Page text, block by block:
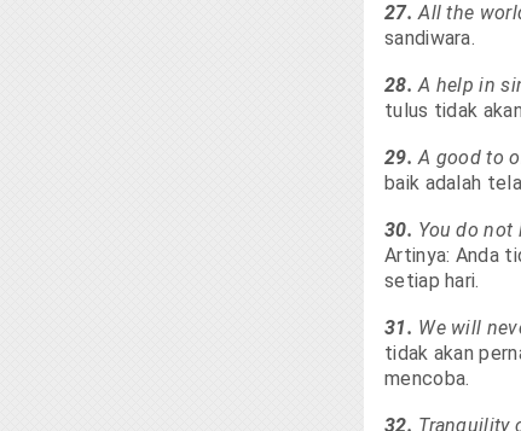
27. All the
sandiwara.
28.A help in
tulus tidak
29.A good to
baik adalah
30. You do not
Artinya: Anda
setiap hari.
31. We will
tidak akan
mencoba.
32. Tranquility